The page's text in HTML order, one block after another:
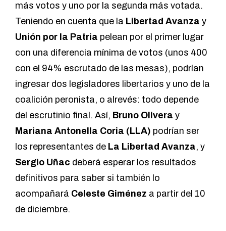
más votos y uno por la segunda más votada.
Teniendo en cuenta que la Libertad Avanza y
Unión por la Patria pelean por el primer lugar
con una diferencia mínima de votos (unos 400
con el 94% escrutado de las mesas), podrían
ingresar dos legisladores libertarios y uno de la
coalición peronista, o alrevés: todo depende
del escrutinio final. Así, Bruno Olivera y
Mariana Antonella Coria (LLA) podrían ser
los representantes de La Libertad Avanza, y
Sergio Uñac deberá esperar los resultados
definitivos para saber si también lo
acompañará Celeste Giménez a partir del 10
de diciembre.